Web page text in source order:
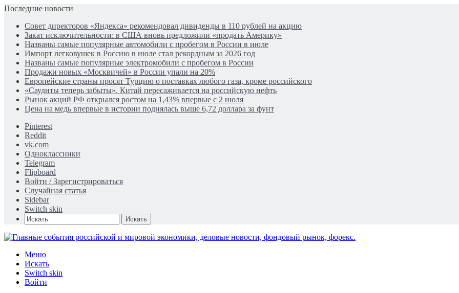
Последние новости
Совет директоров «Яндекса» рекомендовал дивиденды в 110 рублей на акцию
Закат исключительности: в США вновь предложили «продать Америку»
Названы самые популярные автомобили с пробегом в России в июле
Импорт легковушек в Россию в июле стал рекордным за 2026 год
Названы самые популярные электромобили с пробегом в России
Продажи новых «Москвичей» в России упали на 20%
Европейские страны просят Турцию о поставках любого газа, кроме российского
«Саудиты теперь забыты». Китай пересаживается на российскую нефть
Рынок акций РФ открылся ростом на 1,43% впервые с 2 июля
Цена на медь впервые в истории поднялась выше 6,72 доллара за фунт
Pinterest
Reddit
vk.com
Одноклассники
Telegram
Flipboard
Войти / Зарегистрироваться
Случайная статья
Sidebar
Switch skin
Искать
Меню
Искать
Switch skin
Войти